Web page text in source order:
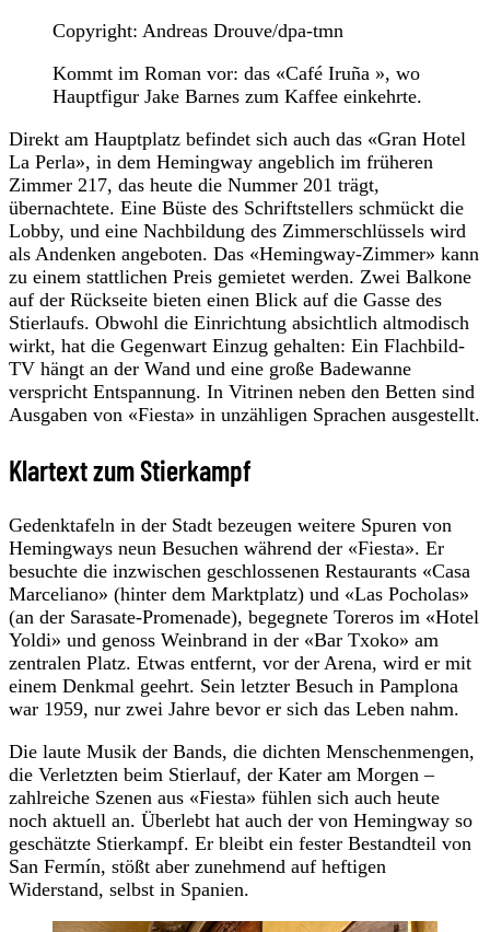
Copyright: Andreas Drouve/dpa-tmn
Kommt im Roman vor: das «Café Iruña », wo
Hauptfigur Jake Barnes zum Kaffee einkehrte.
Direkt am Hauptplatz befindet sich auch das «Gran Hotel
La Perla», in dem Hemingway angeblich im früheren
Zimmer 217, das heute die Nummer 201 trägt,
übernachtete. Eine Büste des Schriftstellers schmückt die
Lobby, und eine Nachbildung des Zimmerschlüssels wird
als Andenken angeboten. Das «Hemingway-Zimmer» kann
zu einem stattlichen Preis gemietet werden. Zwei Balkone
auf der Rückseite bieten einen Blick auf die Gasse des
Stierlaufs. Obwohl die Einrichtung absichtlich altmodisch
wirkt, hat die Gegenwart Einzug gehalten: Ein Flachbild-
TV hängt an der Wand und eine große Badewanne
verspricht Entspannung. In Vitrinen neben den Betten sind
Ausgaben von «Fiesta» in unzähligen Sprachen ausgestellt.
Klartext zum Stierkampf
Gedenktafeln in der Stadt bezeugen weitere Spuren von
Hemingways neun Besuchen während der «Fiesta». Er
besuchte die inzwischen geschlossenen Restaurants «Casa
Marceliano» (hinter dem Marktplatz) und «Las Pocholas»
(an der Sarasate-Promenade), begegnete Toreros im «Hotel
Yoldi» und genoss Weinbrand in der «Bar Txoko» am
zentralen Platz. Etwas entfernt, vor der Arena, wird er mit
einem Denkmal geehrt. Sein letzter Besuch in Pamplona
war 1959, nur zwei Jahre bevor er sich das Leben nahm.
Die laute Musik der Bands, die dichten Menschenmengen,
die Verletzten beim Stierlauf, der Kater am Morgen –
zahlreiche Szenen aus «Fiesta» fühlen sich auch heute
noch aktuell an. Überlebt hat auch der von Hemingway so
geschätzte Stierkampf. Er bleibt ein fester Bestandteil von
San Fermín, stößt aber zunehmend auf heftigen
Widerstand, selbst in Spanien.